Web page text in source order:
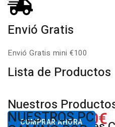
Envió Gratis
Envió Gratis mini €100
Lista de Productos
Nuestros
Desde650.00€
COMPRAR AHORA
NUESTROS PC